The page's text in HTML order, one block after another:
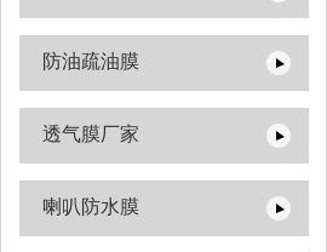
防油疏油膜
透气膜厂家
喇叭防水膜